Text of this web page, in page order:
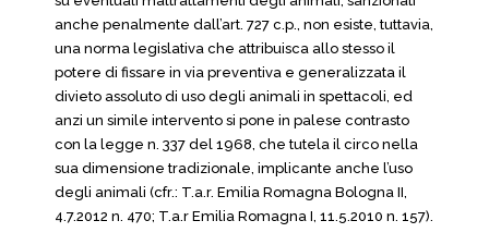
anche penalmente dall’art. 727 c.p., non esiste, tuttavia,
una norma legislativa che attribuisca allo stesso il
potere di fissare in via preventiva e generalizzata il
divieto assoluto di uso degli animali in spettacoli, ed
anzi un simile intervento si pone in palese contrasto
con la legge n. 337 del 1968, che tutela il circo nella
sua dimensione tradizionale, implicante anche l’uso
degli animali (cfr.: T.a.r. Emilia Romagna Bologna II,
4.7.2012 n. 470; T.a.r Emilia Romagna I, 11.5.2010 n. 157).